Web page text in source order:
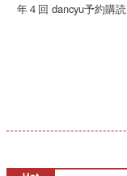
年４回 dancyu予約購読